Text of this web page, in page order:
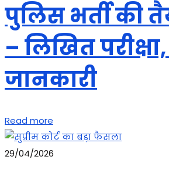
पुलिस भर्ती की
– लिखित
जानकारी
Read more
29/04/2026